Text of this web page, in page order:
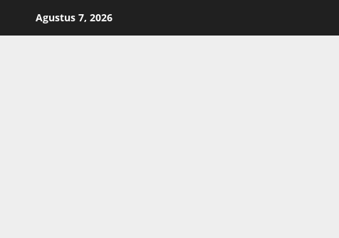
Agustus 7, 2026